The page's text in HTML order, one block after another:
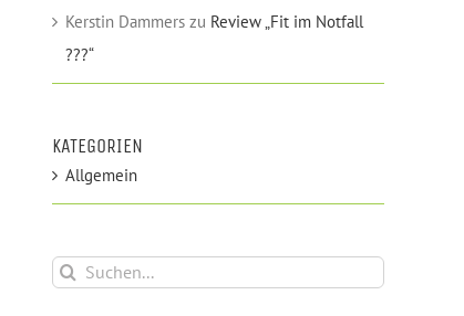
Kerstin Dammers zu Review „Fit im Notfall
???“
KATEGORIEN
Allgemein
Suche